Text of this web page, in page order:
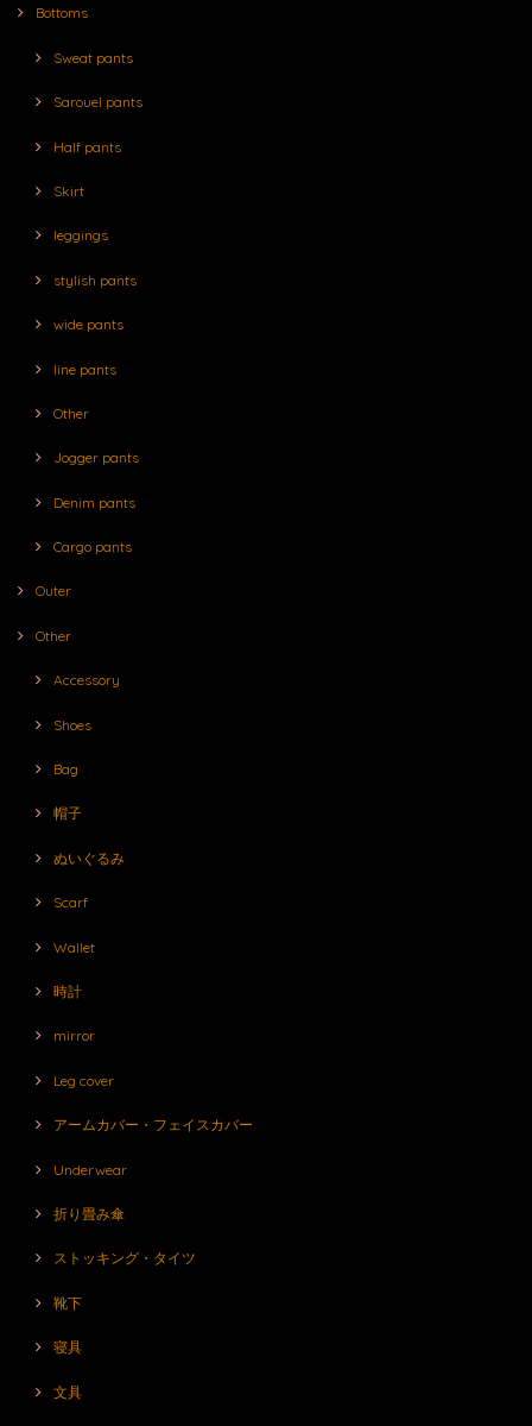
Bottoms
Sweat pants
Sarouel pants
Half pants
Skirt
leggings
stylish pants
wide pants
line pants
Other
Jogger pants
Denim pants
Cargo pants
Outer
Other
Accessory
Shoes
Bag
帽子
ぬいぐるみ
Scarf
Wallet
時計
mirror
Leg cover
アームカバー・フェイスカバー
Underwear
折り畳み傘
ストッキング・タイツ
靴下
寝具
文具